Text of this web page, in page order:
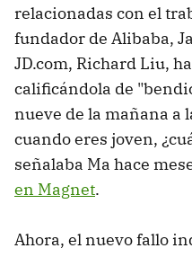
relacionadas con el
fundador de Alibaba,
JD.com, Richard Liu,
calificándola de
nueve de la mañana a
cuando eres joven,
señalaba Ma hace
en Magnet.
Ahora, el nuevo fallo